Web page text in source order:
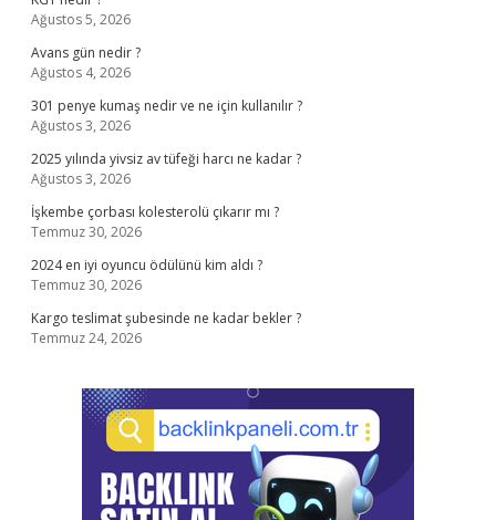
Ağustos 5, 2026
Avans gün nedir ?
Ağustos 4, 2026
301 penye kumaş nedir ve ne için kullanılır ?
Ağustos 3, 2026
2025 yılında yivsiz av tüfeği harcı ne kadar ?
Ağustos 3, 2026
İşkembe çorbası kolesterolü çıkarır mı ?
Temmuz 30, 2026
2024 en iyi oyuncu ödülünü kim aldı ?
Temmuz 30, 2026
Kargo teslimat şubesinde ne kadar bekler ?
Temmuz 24, 2026